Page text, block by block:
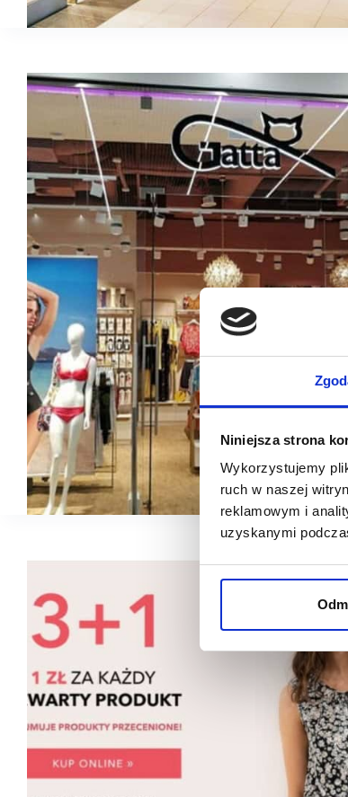
Niniejsza strona
Wykorzystujemy
ruch w naszej
reklamowym i
uzyskanymi